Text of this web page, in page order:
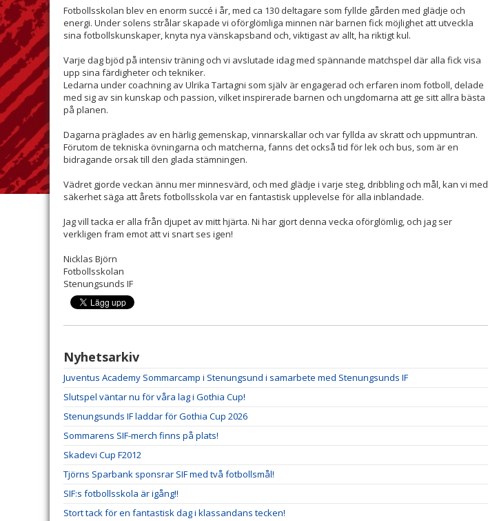
Fotbollsskolan blev en enorm succé i år, med ca 130 deltagare som fyllde gården med glädje och
energi. Under solens strålar skapade vi oförglömliga minnen när barnen fick möjlighet att utveckla
sina fotbollskunskaper, knyta nya vänskapsband och, viktigast av allt, ha riktigt kul.
Varje dag bjöd på intensiv träning och vi avslutade idag med spännande matchspel där alla fick visa
upp sina färdigheter och tekniker.
Ledarna under coachning av Ulrika Tartagni som själv är engagerad och erfaren inom fotboll, delade
med sig av sin kunskap och passion, vilket inspirerade barnen och ungdomarna att ge sitt allra bästa
på planen.
Dagarna präglades av en härlig gemenskap, vinnarskallar och var fyllda av skratt och uppmuntran.
Förutom de tekniska övningarna och matcherna, fanns det också tid för lek och bus, som är en
bidragande orsak till den glada stämningen.
Vädret gjorde veckan ännu mer minnesvärd, och med glädje i varje steg, dribbling och mål, kan vi med
säkerhet säga att årets fotbollsskola var en fantastisk upplevelse för alla inblandade.
Jag vill tacka er alla från djupet av mitt hjärta. Ni har gjort denna vecka oförglömlig, och jag ser
verkligen fram emot att vi snart ses igen!
Nicklas Björn
Fotbollsskolan
Stenungsunds IF
Nyhetsarkiv
Juventus Academy Sommarcamp i Stenungsund i samarbete med Stenungsunds IF
Slutspel väntar nu för våra lag i Gothia Cup!
Stenungsunds IF laddar för Gothia Cup 2026
Sommarens SIF-merch finns på plats!
Skadevi Cup F2012
Tjörns Sparbank sponsrar SIF med två fotbollsmål!
SIF:s fotbollsskola är igång!!
Stort tack för en fantastisk dag i klassandans tecken!